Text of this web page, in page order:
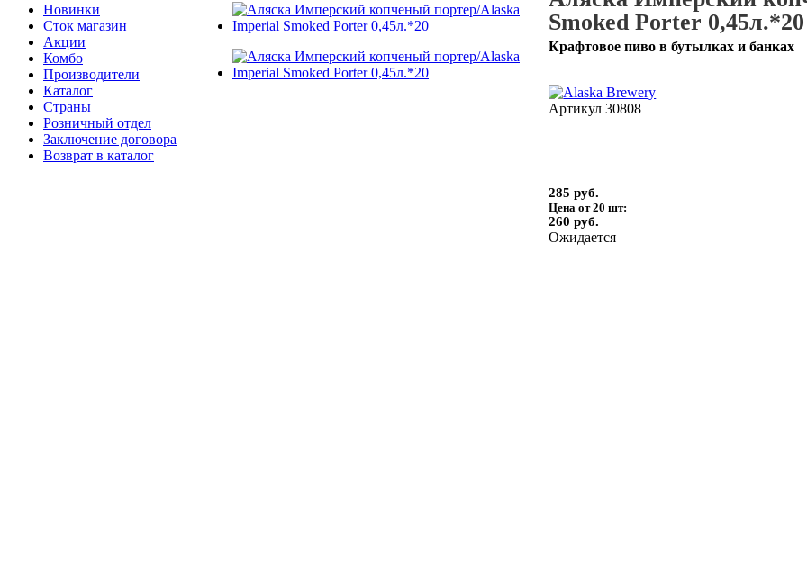
Новинки
Сток магазин
Акции
Комбо
Производители
Каталог
Страны
Розничный отдел
Заключение договора
Возврат в каталог
Smoked Porter 0,45л.*20
Крафтовое пиво в бутылках и банках
Артикул 30808
285 руб.
Цена от 20 шт:
260 руб.
Ожидается